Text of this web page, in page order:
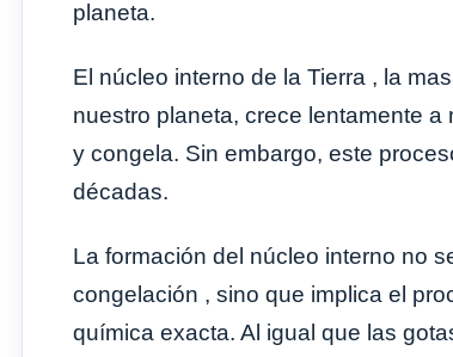
planeta.
El núcleo interno de la Tierra , la
nuestro planeta, crece lentamente
y congela. Sin embargo, este
décadas.
La formación del núcleo interno no
congelación , sino que implica el
química exacta. Al igual que las